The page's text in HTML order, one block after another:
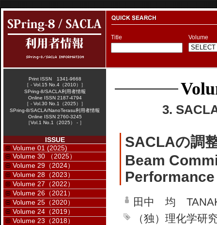
Title Volume
3.
SACLAの調
Beam
田中 均
（独）理化学
Print ISSN 1341-9668
［ - Vol.15 No.4（2010）］
SPring-8/SACLA利用者情報
Online ISSN 2187-4794
［ - Vol.30 No.1（2025）］
SPring-8/SACLA/NanoTerasu利用者情報
Online ISSN 2760-3245
［Vol.1 No.1（2025） - ］
ISSUE
Volume 01 (2025)
Volume 30 （2025）
Volume 29（2024）
Volume 28（2023）
Volume 27（2022）
Volume 26（2021）
Volume 25（2020）
Volume 24（2019）
Volume 23（2018）